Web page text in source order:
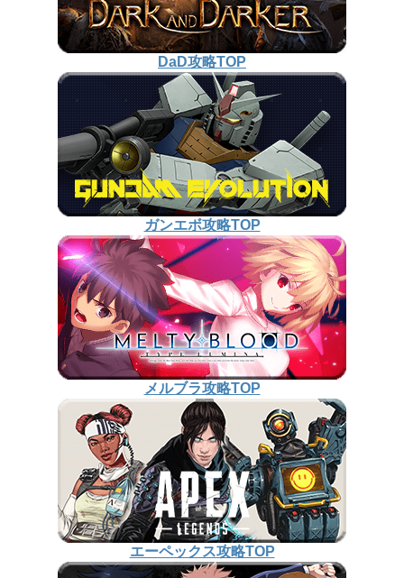
DaD攻略TOP
ガンエボ攻略TOP
メルブラ攻略TOP
エーペックス攻略TOP